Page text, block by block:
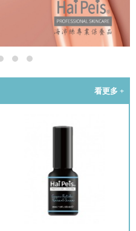
看更多 +